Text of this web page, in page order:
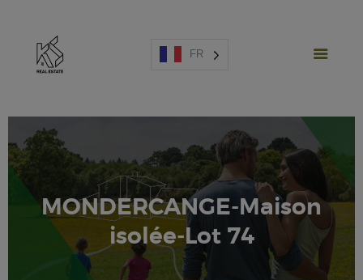
FR
MONDERCANGE-Maison
isolée-Lot 74
PROJETS NEUFS
VENTE
LOCATION
ESPAGNE